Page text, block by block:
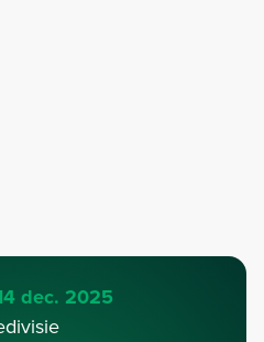
dec. 2025